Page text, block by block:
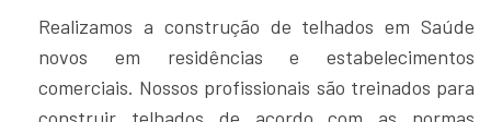
Realizamos a construção de telhados em Saúde
novos em residências e estabelecimentos
comerciais. Nossos profissionais são treinados para